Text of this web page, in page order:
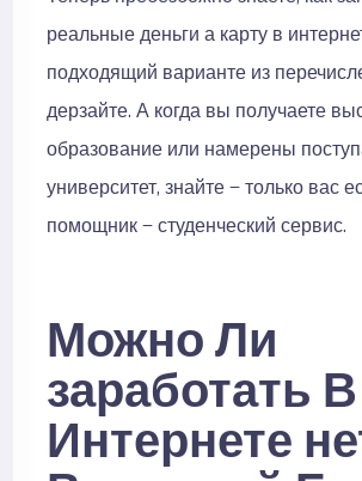
реальные деньги а карту в
подходящий варианте из
дерзайте. А когда вы получаете
образование или намерены
университет, знайте — только вас
помощник — студенческий сервис.
Можно Ли
заработать В
Интернете